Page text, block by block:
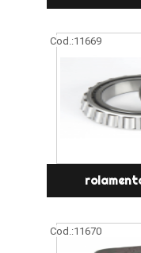
Cod.:11669
Cod.:11670